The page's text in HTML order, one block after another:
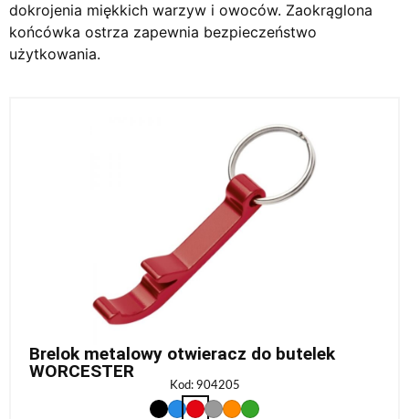
dokrojenia miękkich warzyw i owoców. Zaokrąglona
końcówka ostrza zapewnia bezpieczeństwo
użytkowania.
Brelok metalowy otwieracz do butelek
WORCESTER
Kod: 904205